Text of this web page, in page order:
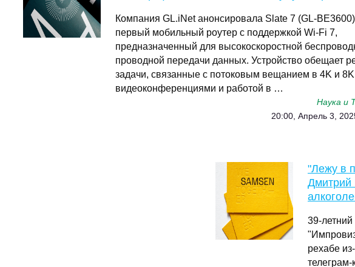
Компания GL.iNet анонсировала Slate 7 (GL-
первый мобильный роутер с поддержкой Wi-Fi 7,
предназначенный для высокоскоростной
проводной передачи данных. Устройство обещает
задачи, связанные с потоковым вещанием в 4K и
видеоконференциями и работой в …
Наука и
20:00, Апрель 3,
"Лежу в
Дмитрий
39-
рехабе
телеграм-